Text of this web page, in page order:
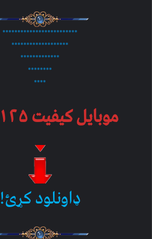
*************************
*******************
*************
********
****
موبایل کیفیت ۱۲۵ ام بي
ډاونلود کړئ!